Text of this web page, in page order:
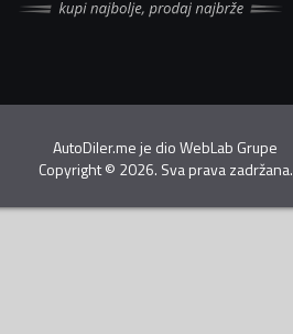
AutoDiler.me je dioWebLab Grupe
Copyright© 2026. Sva prava zadržana.